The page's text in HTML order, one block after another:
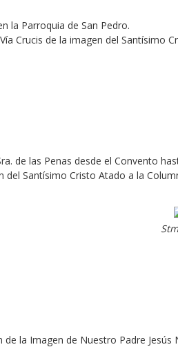
la Parroquia de San Pedro.
Crucis de la imagen del Santísimo
de las Penas desde el Convento
del Santísimo Cristo Atado a la
de la Imagen de Nuestro Padre